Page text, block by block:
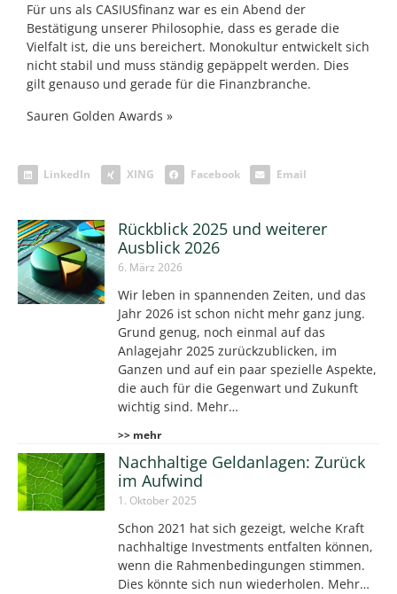
Für uns als CASIUSfinanz war es ein Abend der
Bestätigung unserer Philosophie, dass es gerade die
Vielfalt ist, die uns bereichert. Monokultur entwickelt sich
nicht stabil und muss ständig gepäppelt werden. Dies
gilt genauso und gerade für die Finanzbranche.
Sauren Golden Awards »
LinkedIn XING Facebook Email
Rückblick 2025 und weiterer
Ausblick 2026
6. März 2026
Wir leben in spannenden Zeiten, und das
Jahr 2026 ist schon nicht mehr ganz jung.
Grund genug, noch einmal auf das
Anlagejahr 2025 zurückzublicken, im
Ganzen und auf ein paar spezielle Aspekte,
die auch für die Gegenwart und Zukunft
wichtig sind. Mehr…
>> mehr
Nachhaltige Geldanlagen: Zurück
im Aufwind
1. Oktober 2025
Schon 2021 hat sich gezeigt, welche Kraft
nachhaltige Investments entfalten können,
wenn die Rahmenbedingungen stimmen.
Dies könnte sich nun wiederholen. Mehr…